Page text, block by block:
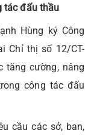
tác đấu thầu
Hùng ký Công
Chỉ thị số 12/CT-
tăng cường, nâng
công tác đấu
cầu các sở, ban,